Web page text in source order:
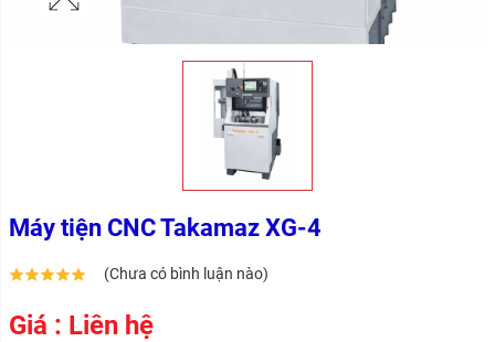
Máy tiện CNC Takamaz XG-4
(Chưa có bình luận nào)
Giá : Liên hệ